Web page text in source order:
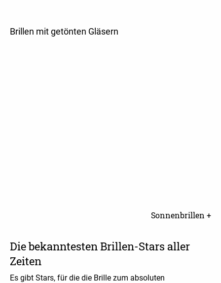
Brillen mit getönten Gläsern
Sonnenbrillen +
Die bekanntesten Brillen-Stars aller
Zeiten
Es gibt Stars, für die die Brille zum absoluten